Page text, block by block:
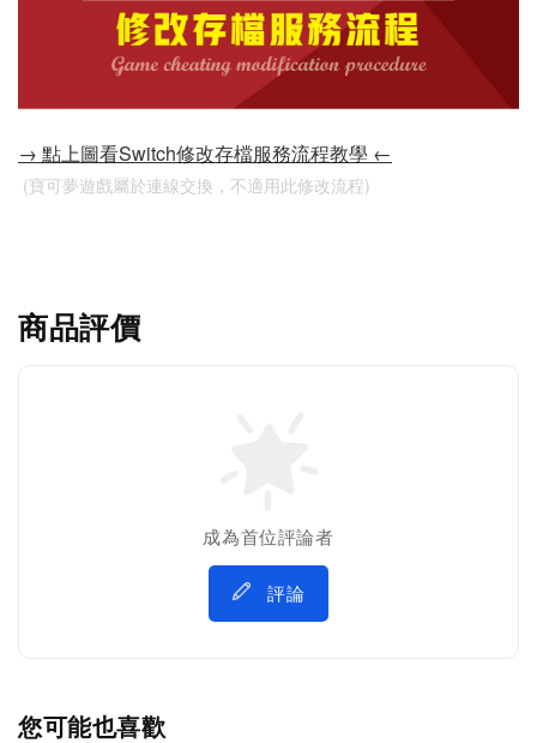
→ 點上圖看Switch修改存檔服務流程教學 ←
(寶可夢遊戲屬於連線交換，不適用此修改流程)
商品評價
成為首位評論者
評論
您可能也喜歡